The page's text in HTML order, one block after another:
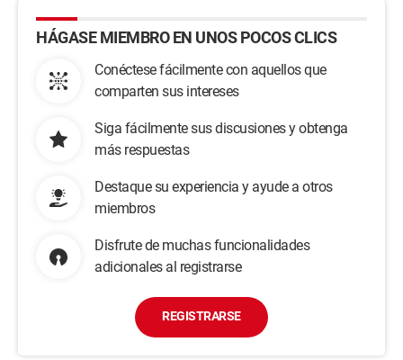
HÁGASE MIEMBRO EN UNOS POCOS CLICS
Conéctese fácilmente con aquellos que
comparten sus intereses
Siga fácilmente sus discusiones y obtenga
más respuestas
Destaque su experiencia y ayude a otros
miembros
Disfrute de muchas funcionalidades
adicionales al registrarse
REGISTRARSE